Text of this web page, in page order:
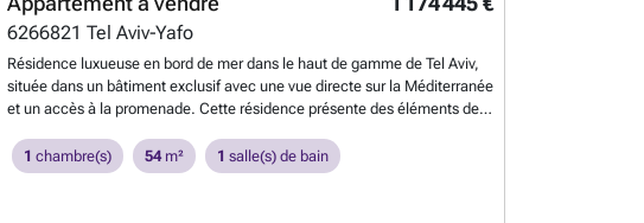
6266821 Tel Aviv-Yafo
Résidence luxueuse en bord de mer dans le haut de gamme de Tel Aviv,
située dans un bâtiment exclusif avec une vue directe sur la Méditerranée
et un accès à la promenade. Cette résidence présente des éléments de
et une terrasse privée offrant des vues sur la mer à couper le souffle. Le
bâtiment dispose d’équipements haut de gamme : un centre de bien-être
1 chambre(s) 54m² 1 salle(s) de bain